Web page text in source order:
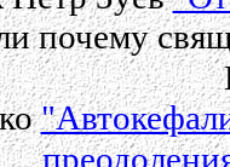
почему